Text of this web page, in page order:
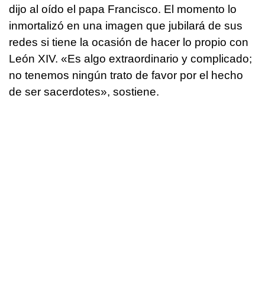
dijo al oído el papa Francisco. El momento lo
inmortalizó en una imagen que jubilará de sus
redes si tiene la ocasión de hacer lo propio con
León XIV. «Es algo extraordinario y complicado;
no tenemos ningún trato de favor por el hecho
de ser sacerdotes», sostiene.